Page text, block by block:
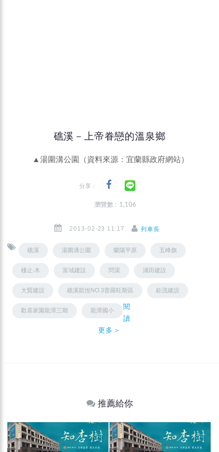
礁溪－上帝眷戀的溫泉鄉
▲湯圍溝公園（資料來源：宜蘭縣政府網站）
分享：
瀏覽數 : 1,106
2013-02-23 11:17 列車長
礁溪 湯圍溝公園 蘭陽平原 五峰旗
棲止‧木 富域建設 問渠 浦田建設
大賢建設 礁溪凱悅NO.3普羅旺斯區 鉅茂建設
歡喜家園龍潭三期 龍潭國小
閱
讀
更多＞
推薦給你